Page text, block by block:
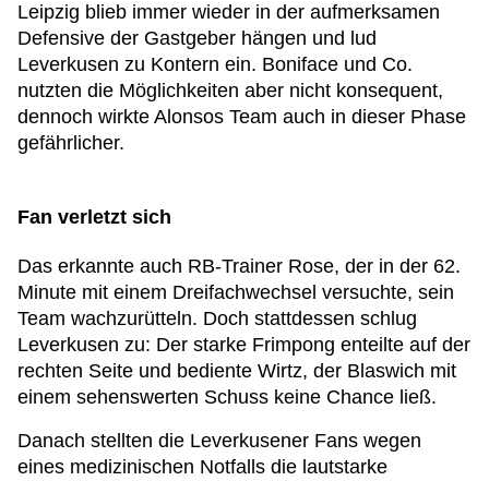
Leipzig blieb immer wieder in der aufmerksamen
Defensive der Gastgeber hängen und lud
Leverkusen zu Kontern ein. Boniface und Co.
nutzten die Möglichkeiten aber nicht konsequent,
dennoch wirkte Alonsos Team auch in dieser Phase
gefährlicher.
Fan verletzt sich
Das erkannte auch RB-Trainer Rose, der in der 62.
Minute mit einem Dreifachwechsel versuchte, sein
Team wachzurütteln. Doch stattdessen schlug
Leverkusen zu: Der starke Frimpong enteilte auf der
rechten Seite und bediente Wirtz, der Blaswich mit
einem sehenswerten Schuss keine Chance ließ.
Danach stellten die Leverkusener Fans wegen
eines medizinischen Notfalls die lautstarke